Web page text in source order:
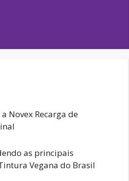
Novex Recarga de
as principais
Vegana do Brasil